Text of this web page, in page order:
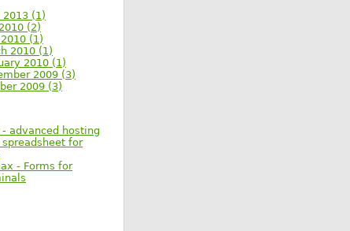
2013 (1)
(2)
(1)
2010 (1)
2010 (1)
2009 (3)
2009 (3)
advanced hosting
spreadsheet for
- Forms for